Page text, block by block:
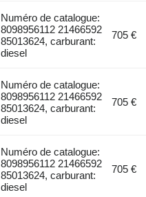
Numéro de catalogue:
8098956112 21466592
85013624, carburant:
diesel
705 €
Numéro de catalogue:
8098956112 21466592
85013624, carburant:
diesel
705 €
Numéro de catalogue:
8098956112 21466592
85013624, carburant:
diesel
705 €